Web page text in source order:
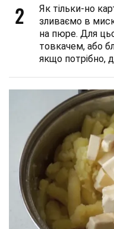
2
Як тільки-но
зливаємо в
на пюре. Для
товкачем, або
якщо потрібно,